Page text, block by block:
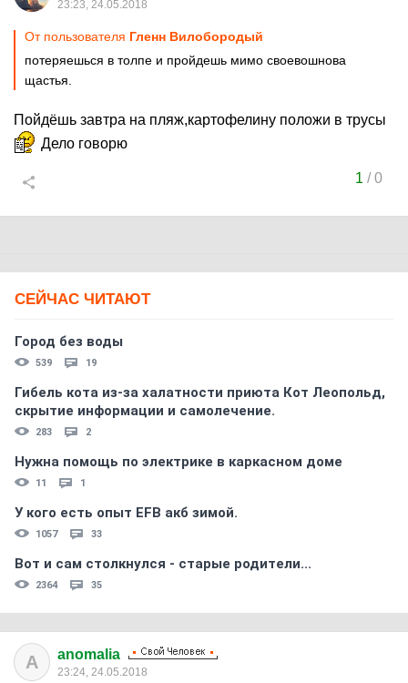
23:23, 24.05.2018
От пользователя Гленн Вилобородый
потеряешься в толпе и пройдешь мимо своевошнова
щастья.
Пойдёшь завтра на пляж,картофелину положи в трусы
Дело говорю
1 /0
СЕЙЧАС ЧИТАЮТ
Город без воды
539 19
Гибель кота из-за халатности приюта Кот Леопольд,
скрытиe информации и самолечение.
283 2
Нужна помощь по электрике в каркасном доме
11 1
У кого есть опыт EFB акб зимой.
1057 33
Вот и сам столкнулся - старые родители...
2364 35
A anomalia
23:24, 24.05.2018